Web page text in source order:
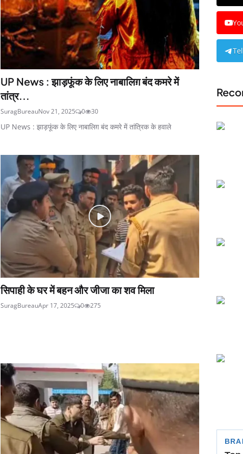
UP News : झाड़फूंक के लिए नाबालिग़ बंद कमरे में
तांत्र...
SuragBureauNov 21, 2025 0 30
UP News : झाड़फूंक के लिए नाबालिग़ बंद कमरे में तांत्रिक के हवाले
सिपाही के घर में बहन और जीजा का शव मिला
SuragBureauApr 17, 2025 0 275